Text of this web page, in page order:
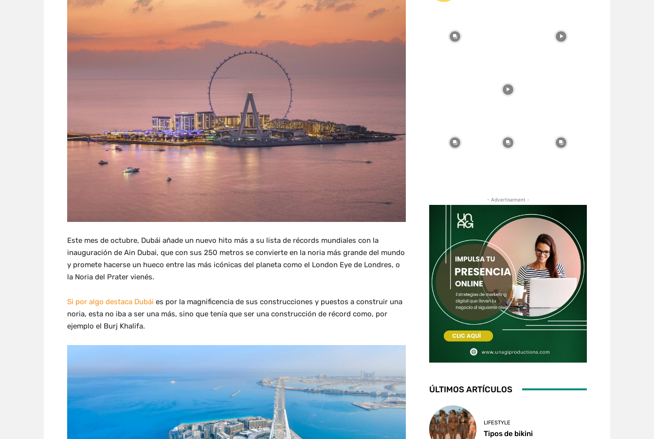
Este mes de octubre, Dubái añade un nuevo hito más a su lista de récords mundiales con la
inauguración de Ain Dubai, que con sus 250 metros se convierte en la noria más grande del mundo
y promete hacerse un hueco entre las más icónicas del planeta como el London Eye de Londres, o
la Noria del Prater vienés.
Si por algo destaca Dubái es por la magnificencia de sus construcciones y puestos a construir una
noria, esta no iba a ser una más, sino que tenía que ser una construcción de récord como, por
ejemplo el Burj Khalifa.
- Advertisement -
ÚLTIMOS ARTÍCULOS
LIFESTYLE
Tipos de bikini